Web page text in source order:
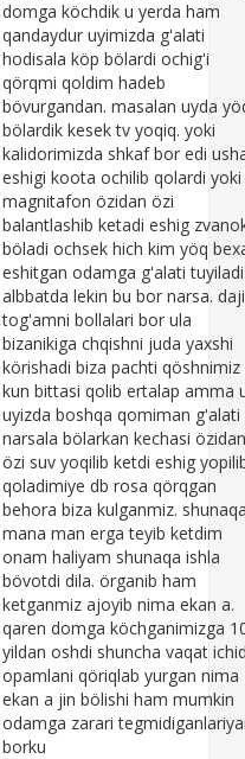
domga köchdik u yerda ham
qandaydur uyimizda g'alati
hodisala köp bölardi ochig'i
qörqmi qoldim hadeb
bövurgandan. masalan uyda
bölardik kesek tv yoqiq. yoki
kalidorimizda shkaf bor edi
eshigi koota ochilib qolardi yoki
magnitafon özidan özi
balantlashib ketadi eshig
böladi ochsek hich kim yöq
eshitgan odamga g'alati tuyiladi
albbatda lekin bu bor narsa. daji
tog'amni bollalari bor ula
bizanikiga chqishni juda yaxshi
körishadi biza pachti qöshnimiz
kun bittasi qolib ertalap amma
uyizda boshqa qomiman g'alati
narsala bölarkan kechasi özidan
özi suv yoqilib ketdi eshig
qoladimiye db rosa qörqgan
behora biza kulganmiz.
mana man erga teyib ketdim
onam haliyam shunaqa ishla
bövotdi dila. örganib ham
ketganmiz ajoyib nima ekan a.
qaren domga köchganimizga
yildan oshdi shuncha vaqat
opamlani qöriqlab yurgan nima
ekan a jin bölishi ham mumkin
odamga zarari
borku